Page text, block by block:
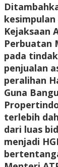
Kejaksaan
Perbuatan
pada
penjualan
peralihan
Guna
terlebih
dari luas
menjadi